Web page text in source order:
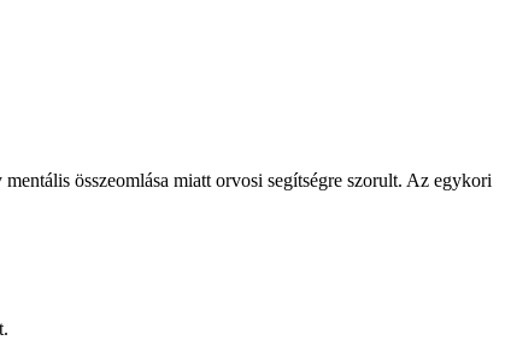
összeomlása miatt orvosi segítségre szorult. Az egykori